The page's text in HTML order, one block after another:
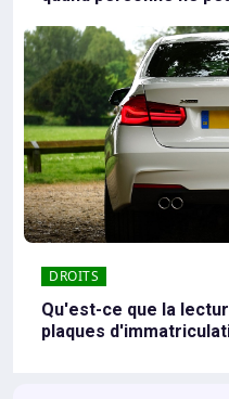
DROITS
Qu'est-ce que la
plaques